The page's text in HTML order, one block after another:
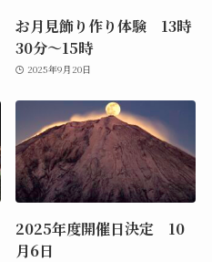
お月見飾り作り体験 13時
30分～15時
2025年9月20日
2025年度開催日決定 10
月6日